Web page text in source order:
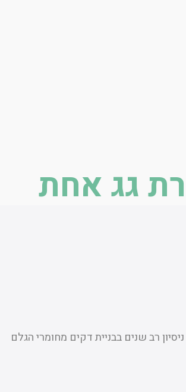
גג אחת
רב שנים בבניית דקים מחומרי הגלם